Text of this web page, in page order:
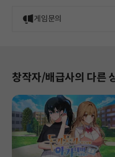
게임문의
창작자/배급사의 다른